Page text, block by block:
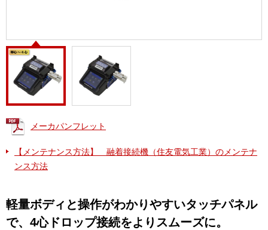
メーカパンフレット
【メンテナンス方法】 融着接続機（住友電気工業）のメンテナ
ンス方法
軽量ボディと操作がわかりやすいタッチパネル
で、4心ドロップ接続をよりスムーズに。